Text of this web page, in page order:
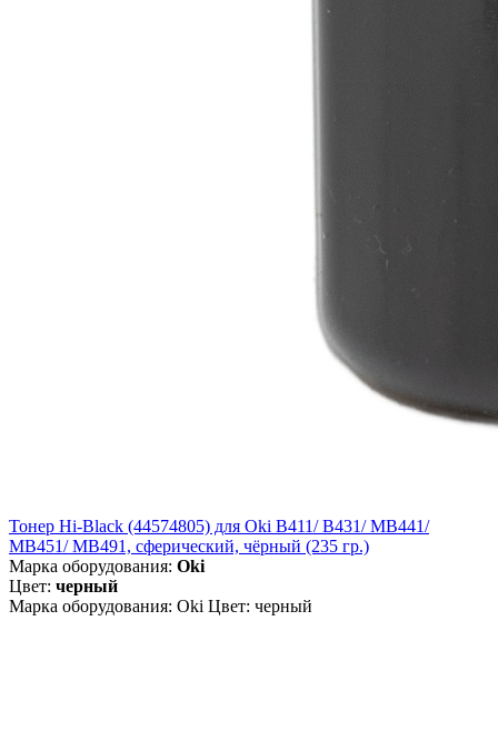
Тонер Hi-Black (44574805) для Oki B411/ B431/ MB441/
MB451/ MB491, сферический, чёрный (235 гр.)
Марка оборудования: Oki
Цвет: черный
Марка оборудования: Oki Цвет: черный